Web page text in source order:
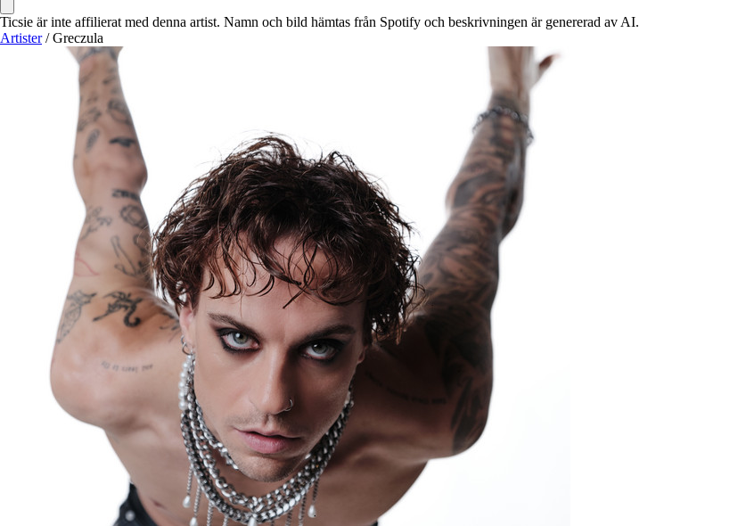
Ticsie är inte affilierat med denna artist. Namn och bild hämtas från Spotify och beskrivningen är genererad av AI.
Artister / Greczula